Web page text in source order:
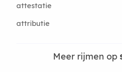
attestatie
attributie
Meer rijmen op